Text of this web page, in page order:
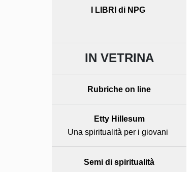
I LIBRI di NPG
IN VETRINA
Rubriche on line
Etty Hillesum
Una spiritualità per i giovani
Semi di spiritualità